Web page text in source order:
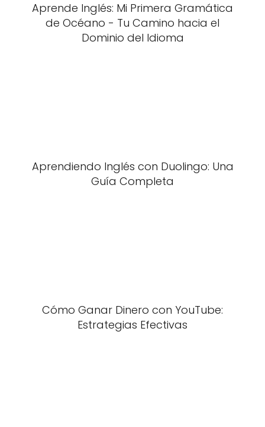
Aprende Inglés: Mi Primera Gramática
de Océano - Tu Camino hacia el
Dominio del Idioma
Aprendiendo Inglés con Duolingo: Una
Guía Completa
Cómo Ganar Dinero con YouTube:
Estrategias Efectivas